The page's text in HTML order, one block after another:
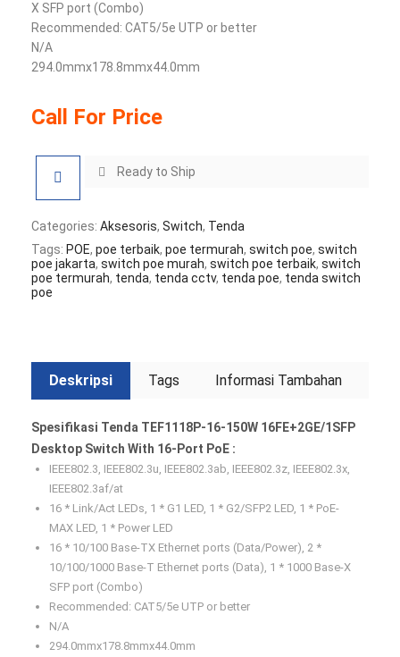
X SFP port (Combo)
Recommended: CAT5/5e UTP or better
N/A
294.0mmx178.8mmx44.0mm
Call For Price
Ready to Ship
Categories: Aksesoris, Switch, Tenda
Tags: POE, poe terbaik, poe termurah, switch poe, switch
poe jakarta, switch poe murah, switch poe terbaik, switch
poe termurah, tenda, tenda cctv, tenda poe, tenda switch
poe
Deskripsi Tags Informasi Tambahan
Spesifikasi Tenda TEF1118P-16-150W 16FE+2GE/1SFP
Desktop Switch With 16-Port PoE :
IEEE802.3, IEEE802.3u, IEEE802.3ab, IEEE802.3z, IEEE802.3x,
IEEE802.3af/at
16 * Link/Act LEDs, 1 * G1 LED, 1 * G2/SFP2 LED, 1 * PoE-
MAX LED, 1 * Power LED
16 * 10/100 Base-TX Ethernet ports (Data/Power), 2 *
10/100/1000 Base-T Ethernet ports (Data), 1 * 1000 Base-X
SFP port (Combo)
Recommended: CAT5/5e UTP or better
N/A
294.0mmx178.8mmx44.0mm